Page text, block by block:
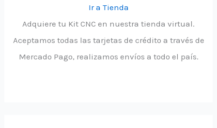
Ir a Tienda
Adquiere tu Kit CNC en nuestra tienda virtual.
Aceptamos todas las tarjetas de crédito a través de
Mercado Pago, realizamos envíos a todo el país.